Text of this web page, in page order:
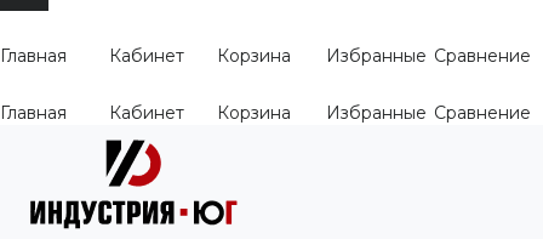
Главная Кабинет Корзина Избранные Сравнение
Главная Кабинет Корзина Избранные Сравнение